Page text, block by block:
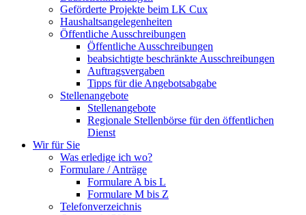
Geförderte Projekte beim LK Cux
Haushaltsangelegenheiten
Öffentliche Ausschreibungen
Öffentliche Ausschreibungen
beabsichtigte beschränkte Ausschreibungen
Auftragsvergaben
Tipps für die Angebotsabgabe
Stellenangebote
Stellenangebote
Regionale Stellenbörse für den öffentlichen
Dienst
Wir für Sie
Was erledige ich wo?
Formulare / Anträge
Formulare A bis L
Formulare M bis Z
Telefonverzeichnis